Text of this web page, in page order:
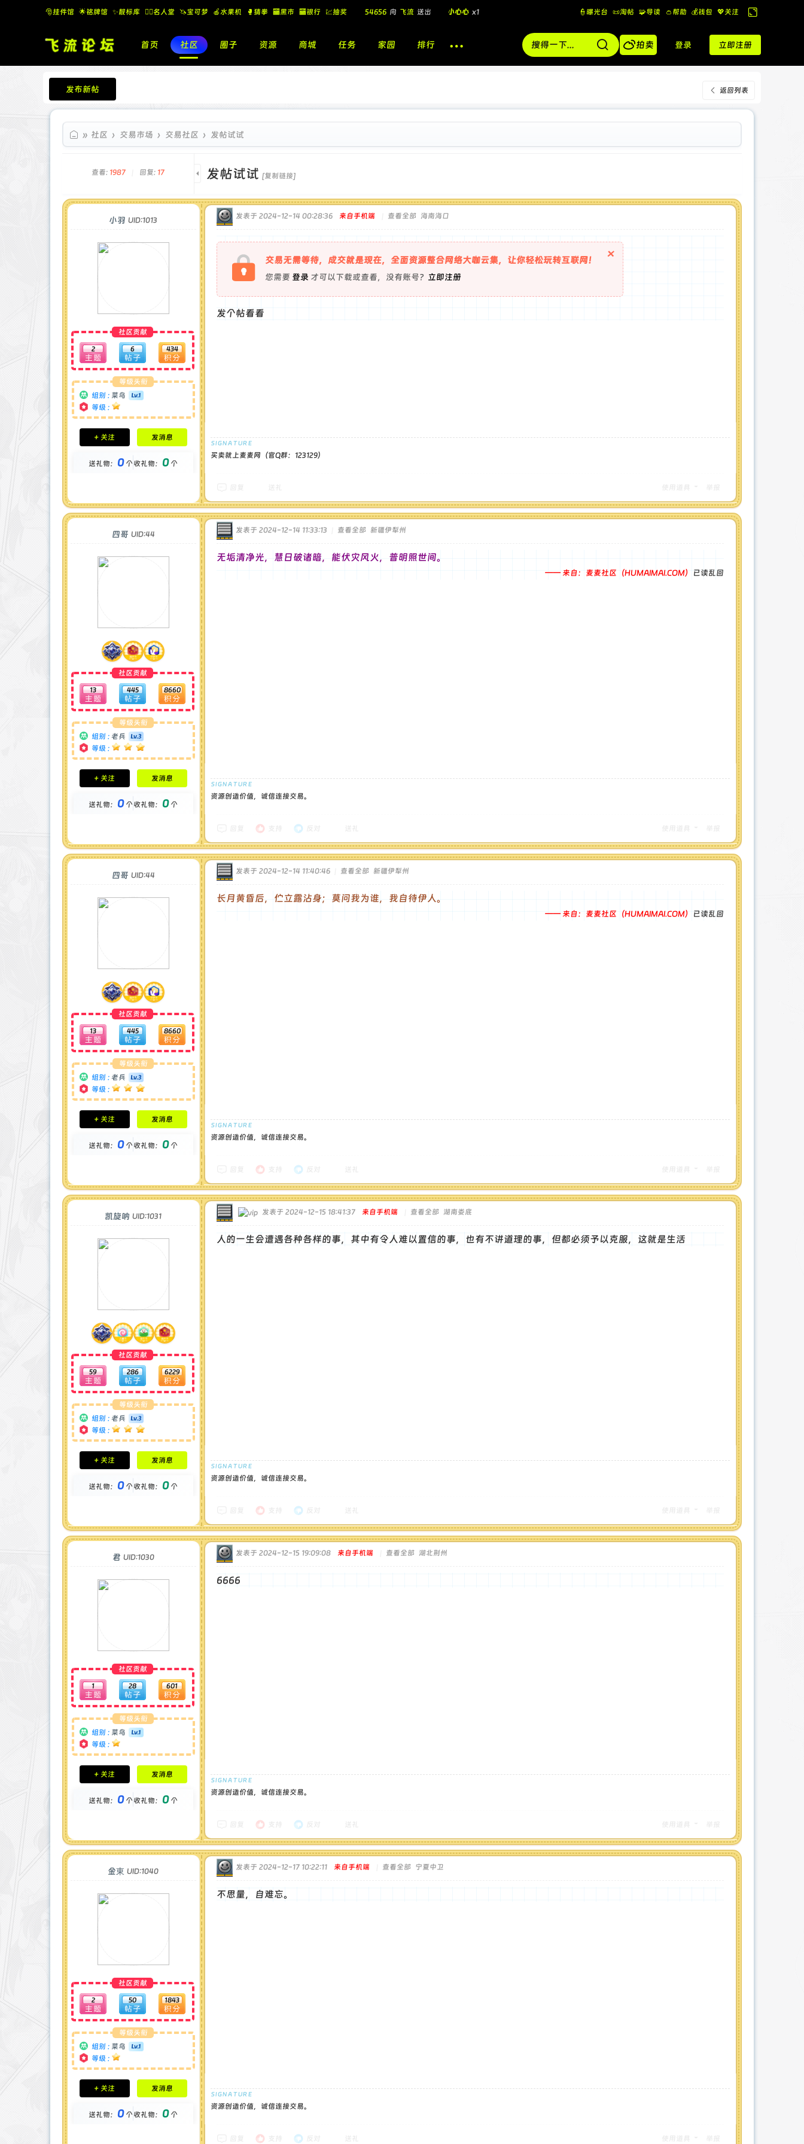
🎅挂件馆 🌟铭牌馆 ✨️靓标库 🧚‍♂️名人堂 🦄宝可梦 🍎水果机 🥊猜拳 🏧黑市 🏧银行 💹抽奖 54656 向 飞流 送出 小心心 x1
飞流 向 北 酷盖墨镜
👮曝光台 📜淘帖 🧩导读 👛帮助 💰️钱包 💖关注
换
到
宽
版
首页 社区 圈子 资源 商城 任务 家园 排行 拍卖 登录 立即注册
返回列表
发布新帖
飞流论坛
» 社区 › 交易市场 › 交易社区 › 发帖试试
查看: 1987 回复: 17 发帖试试 [复制链接]
小羽 UID:1013
社区贡献
2 6 434
等级头衔
组别 : 菜鸟
等级 :
积分成就
钻石 : 0 颗
金币 : 0 枚
+ 关注 发消息
送礼物： 0个收礼物： 0个
发表于 2024-12-14 00:28:36 来自手机端 查看全部 海南海口
交易无需等待，成交就是现在，全面资源整合网络大咖云集，让你轻松玩转互联网！
您需要 登录 才可以下载或查看，没有账号？ 立即注册
×
发个帖看看
买卖就上麦麦网（官Q群：123129）
四哥 UID:44
社区贡献
13 445 8660
等级头衔
组别 : 老兵
等级 :
积分成就
钻石 : 0 颗
金币 : 0 枚
+ 关注 发消息
送礼物： 0个收礼物： 0个
发表于 2024-12-14 11:33:13 查看全部 新疆伊犁州
无垢清净光，慧日破诸暗，能伏灾风火，普明照世间。
—— 来自：麦麦社区（HUMAIMAI.COM） 已读乱回
资源创造价值，诚信连接交易。
四哥 UID:44
社区贡献
13 445 8660
等级头衔
组别 : 老兵
等级 :
积分成就
钻石 : 0 颗
金币 : 0 枚
+ 关注 发消息
送礼物： 0个收礼物： 0个
发表于 2024-12-14 11:40:46 查看全部 新疆伊犁州
长月黄昏后，伫立露沾身；莫问我为谁，我自待伊人。
—— 来自：麦麦社区（HUMAIMAI.COM） 已读乱回
资源创造价值，诚信连接交易。
凯旋呐 UID:1031
社区贡献
59 286 6229
等级头衔
组别 : 老兵
等级 :
积分成就
钻石 : 1 颗
金币 : 0 枚
+ 关注 发消息
送礼物： 0个收礼物： 0个
发表于 2024-12-15 18:41:37 来自手机端 查看全部 湖南娄底
人的一生会遭遇各种各样的事，其中有令人难以置信的事，也有不讲道理的事，但都必须予以克服，这就是生活
资源创造价值，诚信连接交易。
君 UID:1030
社区贡献
1 28 601
等级头衔
组别 : 菜鸟
等级 :
积分成就
钻石 : 0 颗
金币 : 0 枚
+ 关注 发消息
送礼物： 0个收礼物： 0个
发表于 2024-12-15 19:09:08 来自手机端 查看全部 湖北荆州
6666
资源创造价值，诚信连接交易。
金東 UID:1040
社区贡献
2 50 1843
等级头衔
组别 : 菜鸟
等级 :
积分成就
钻石 : 0 颗
金币 : 0 枚
+ 关注 发消息
送礼物： 0个收礼物： 0个
发表于 2024-12-17 10:22:11 来自手机端 查看全部 宁夏中卫
不思量，自难忘。
资源创造价值，诚信连接交易。